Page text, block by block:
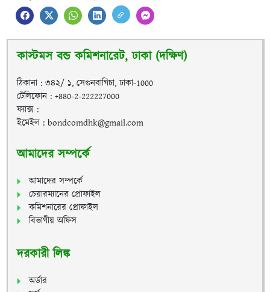
কাস্টমস বন্ড কমিশনারেট, ঢাকা (দক্ষিণ)
ঠিকানা : ৩৪২/ ১, সেগুনবাগিচা, ঢাকা-1000
টেলিফোন : +880-2-222227000
ফ্যাক্স :
ইমেইল : bondcomdhk@gmail.com
আমাদের সম্পর্কে
আমাদের সম্পর্কে
চেয়ারম্যানের প্রোফাইল
কমিশনারের প্রোফাইল
বিভাগীয় অফিস
দরকারী লিঙ্ক
অর্ডার